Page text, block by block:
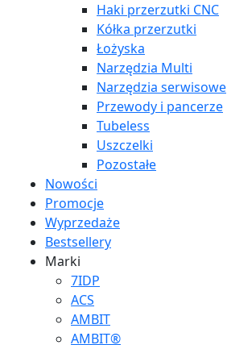
Haki przerzutki CNC
Kółka przerzutki
Łożyska
Narzędzia Multi
Narzędzia serwisowe
Przewody i pancerze
Tubeless
Uszczelki
Pozostałe
Nowości
Promocje
Wyprzedaże
Bestsellery
Marki
7IDP
ACS
AMBIT
AMBIT®